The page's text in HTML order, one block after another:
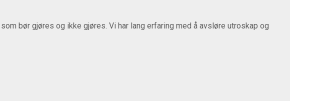
bør gjøres og ikke gjøres. Vi har lang erfaring med å avsløre utroskap og